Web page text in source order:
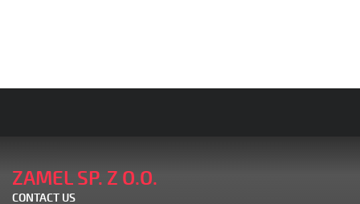
ZAMEL SP. Z O.O.
CONTACT US